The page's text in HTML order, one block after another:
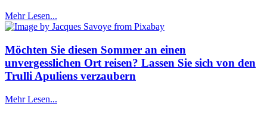
Mehr Lesen...
Möchten Sie diesen Sommer an einen
unvergesslichen Ort reisen? Lassen Sie sich von den
Trulli Apuliens verzaubern
Mehr Lesen...